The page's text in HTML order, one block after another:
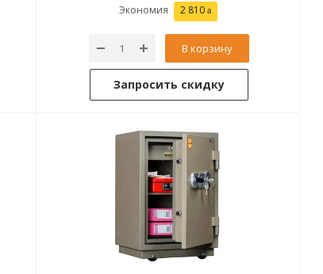
Экономия 2 810
В корзину
Запросить скидку